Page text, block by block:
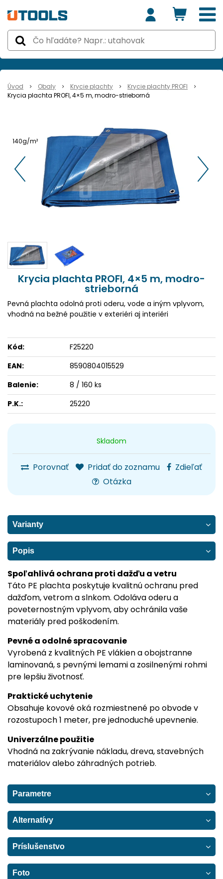
Úvod Obaly Krycie plachty
Krycie plachty PROFI
Krycia plachta PROFI, 4×5 m, modro-strieborná
140g/m²
Skladom
Porovnať Pridať do zoznamu
Zdieľať
Otázka
Krycia plachta PROFI, 4×5 m, modro-
strieborná
Pevná plachta odolná proti oderu, vode a iným vplyvom,
vhodná na bežné použitie v exteriéri aj interiéri
Kód:
F25220
EAN:
8590804015529
Balenie:
8 / 160 ks
P.K.:
25220
Varianty
Popis
Spoľahlivá ochrana proti dažďu a vetru
Táto PE plachta poskytuje kvalitnú ochranu pred
dažďom, vetrom a slnkom. Odoláva oderu a
poveternostným vplyvom, aby ochránila vaše
materiály pred poškodením.
Pevné a odolné spracovanie
Vyrobená z kvalitných PE vlákien a obojstranne
laminovaná, s pevnými lemami a zosilnenými rohmi
pre lepšiu životnosť.
Praktické uchytenie
Obsahuje kovové oká rozmiestnené po obvode v
rozostupoch 1 meter, pre jednoduché upevnenie.
Univerzálne použitie
Vhodná na zakrývanie nákladu, dreva, stavebných
materiálov alebo záhradných potrieb.
Parametre
Alternatívy
Príslušenstvo
Foto